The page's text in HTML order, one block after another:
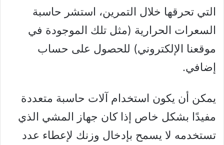
التي تحرقها خلال التمرين، استشر حاسبة
السعرات الحرارية (مثل تلك الموجودة في
موقعنا الإلكتروني) للحصول على حساب
إضافي.
يمكن أن يكون استخدام آلات حاسبة متعددة
مفيدًا بشكل خاص إذا كان جهاز المشي الذي
تستخدمه لا يسمح بإدخال وزنك لإعطاء عدد